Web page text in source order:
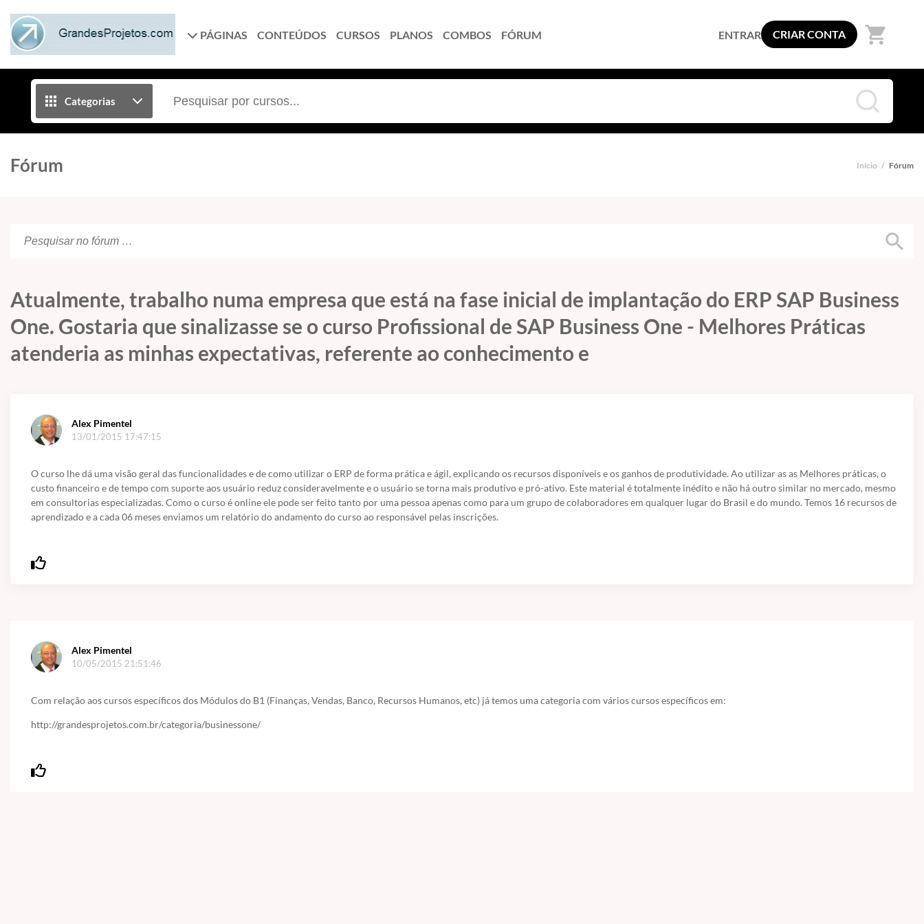
PÁGINAS CONTEÚDOS CURSOS PLANOS COMBOS FÓRUM ENTRAR CRIAR CONTA shopping_cart
Categorias
Fórum Início / Fórum
search
Atualmente, trabalho numa empresa que está na fase inicial de implantação do ERP SAP Business
One. Gostaria que sinalizasse se o curso Profissional de SAP Business One - Melhores Práticas
atenderia as minhas expectativas, referente ao conhecimento e
Alex Pimentel
13/01/2015 17:47:15
O curso lhe dá uma visão geral das funcionalidades e de como utilizar o ERP de forma prática e ágil, explicando os recursos disponíveis e os ganhos de produtividade. Ao utilizar as as Melhores práticas, o
custo financeiro e de tempo com suporte aos usuário reduz consideravelmente e o usuário se torna mais produtivo e pró-ativo. Este material é totalmente inédito e não há outro similar no mercado, mesmo
em consultorias especializadas. Como o curso é online ele pode ser feito tanto por uma pessoa apenas como para um grupo de colaboradores em qualquer lugar do Brasil e do mundo. Temos 16 recursos de
aprendizado e a cada 06 meses enviamos um relatório do andamento do curso ao responsável pelas inscrições.
Alex Pimentel
10/05/2015 21:51:46
Com relação aos cursos específicos dos Módulos do B1 (Finanças, Vendas, Banco, Recursos Humanos, etc) já temos uma categoria com vários cursos específicos em:
http://grandesprojetos.com.br/categoria/businessone/